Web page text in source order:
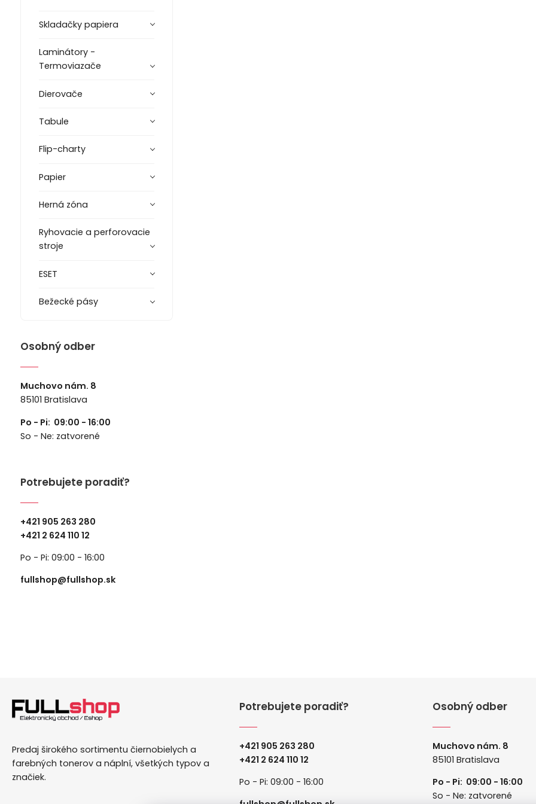
Skladačky papiera
Laminátory -
Termoviazače
Dierovače
Tabule
Flip-charty
Papier
Herná zóna
Ryhovacie a perforovacie
stroje
ESET
Bežecké pásy
Osobný odber
Muchovo nám. 8
85101 Bratislava
Po - Pi: 09:00 - 16:00
So - Ne: zatvorené
Potrebujete poradiť?
+421 905 263 280
+421 2 624 110 12
Po - Pi: 09:00 - 16:00
fullshop@fullshop.sk
Predaj širokého sortimentu čiernobielych a
farebných tonerov a náplní, všetkých typov a
značiek.
Potrebujete poradiť?
+421 905 263 280
+421 2 624 110 12
Po - Pi: 09:00 - 16:00
Osobný odber
Muchovo nám. 8
85101 Bratislava
Po - Pi: 09:00 - 16:00
So - Ne: zatvorené